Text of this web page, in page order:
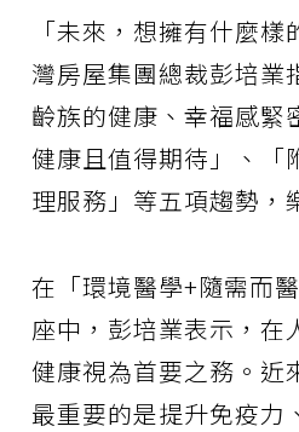
「未來，想擁有什麼
灣房屋集團總裁彭培業
齡族的健康、幸福感緊
健康且值得期待」、
理服務」等五項趨勢，
在「環境醫學+隨需而
座中，彭培業表示，在
健康視為首要之務。近